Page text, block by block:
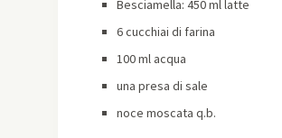
Besciamella: 450 ml latte
6 cucchiai di farina
100 ml acqua
una presa di sale
noce moscata q.b.